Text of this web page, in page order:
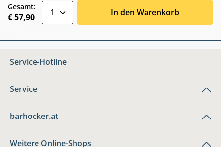
Gesamt:
€ 57,90 In den Warenkorb
Service-Hotline
Service
barhocker.at
Weitere Online-Shops